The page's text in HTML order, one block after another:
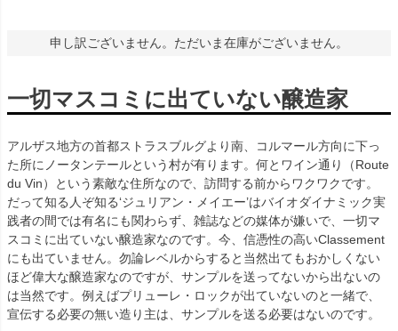
申し訳ございません。ただいま在庫がございません。
一切マスコミに出ていない醸造家
アルザス地方の首都ストラスブルグより南、コルマール方向に下っ
た所にノータンテールという村が有ります。何とワイン通り（Route
du Vin）という素敵な住所なので、訪問する前からワクワクです。
だって知る人ぞ知る‘ジュリアン・メイエー’はバイオダイナミック実
践者の間では有名にも関わらず、雑誌などの媒体が嫌いで、一切マ
スコミに出ていない醸造家なのです。今、信憑性の高いClassement
にも出ていません。勿論レベルからすると当然出てもおかしくない
ほど偉大な醸造家なのですが、サンプルを送ってないから出ないの
は当然です。例えばプリューレ・ロックが出ていないのと一緒で、
宣伝する必要の無い造り主は、サンプルを送る必要はないのです。